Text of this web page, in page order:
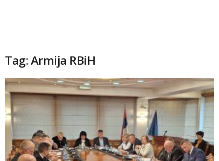
Tag: Armija RBiH